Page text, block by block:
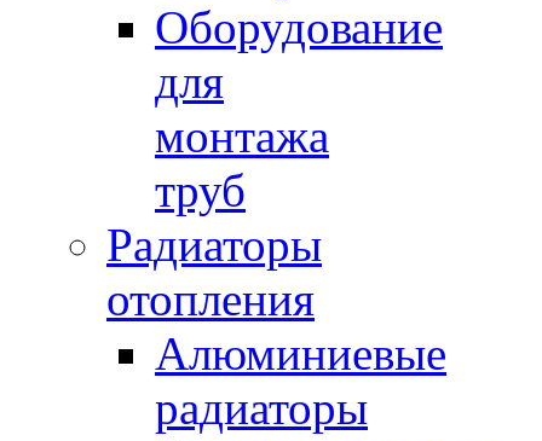
Оборудование
для
монтажа
труб
Радиаторы
отопления
Алюминиевые
радиаторы